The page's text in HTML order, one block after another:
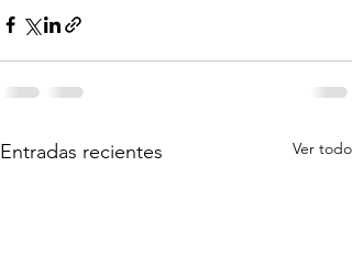
Entradas recientes Ver todo